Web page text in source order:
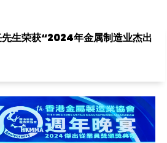
生荣获“2024年金属制造业杰出